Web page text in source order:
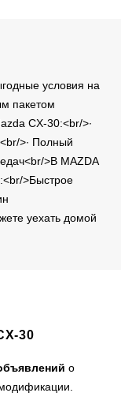
условия на
пакетом
СX-30:<br/>∙
>∙ Полный
>В MAZDA
>Быстрое
уехать домой
30
о